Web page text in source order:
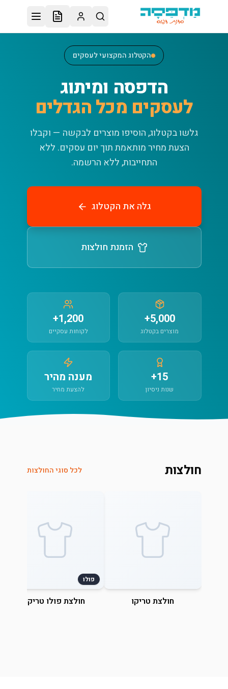
דלג לתוכן הראשי
הקטלוג המקצועי לעסקים
הדפסה ומיתוג
לעסקים מכל הגדלים
גלשו בקטלוג, הוסיפו מוצרים לבקשה — וקבלו
הצעת מחיר מותאמת תוך יום עסקים. ללא
התחייבות, ללא הרשמה.
גלה את הקטלוג
הזמנת חולצות
5,000+
מוצרים בקטלוג
1,200+
לקוחות עסקיים
15+
שנות ניסיון
מענה מהיר
להצעת מחיר
חולצות לכל סוגי החולצות
חולצת טריקו
פולו
חולצת פולו טריקו